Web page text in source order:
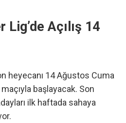
Açılış 14
heyecanı 14 Ağustos Cuma
başlayacak. Son
ilk haftada sahaya